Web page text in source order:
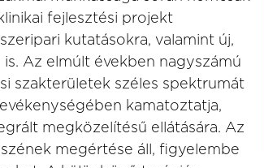
fejlesztési projekt
kutatásokra, valamint új,
Az elmúlt években nagyszámú
szakterületek széles spektrumát
kamatoztatja,
megközelítésű ellátására. Az
megértése áll, figyelembe